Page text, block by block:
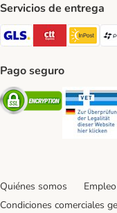
Servicios de entrega
GLS Shipping
Pago seguro
Security
Quiénes somos Empleo
Condiciones comerciales